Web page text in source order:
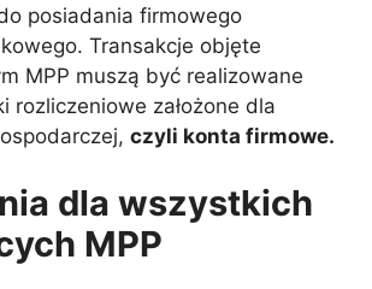
posiadania firmowego
Transakcje objęte
MPP muszą być realizowane
rozliczeniowe założone dla
czyli konta firmowe.
dla wszystkich
MPP